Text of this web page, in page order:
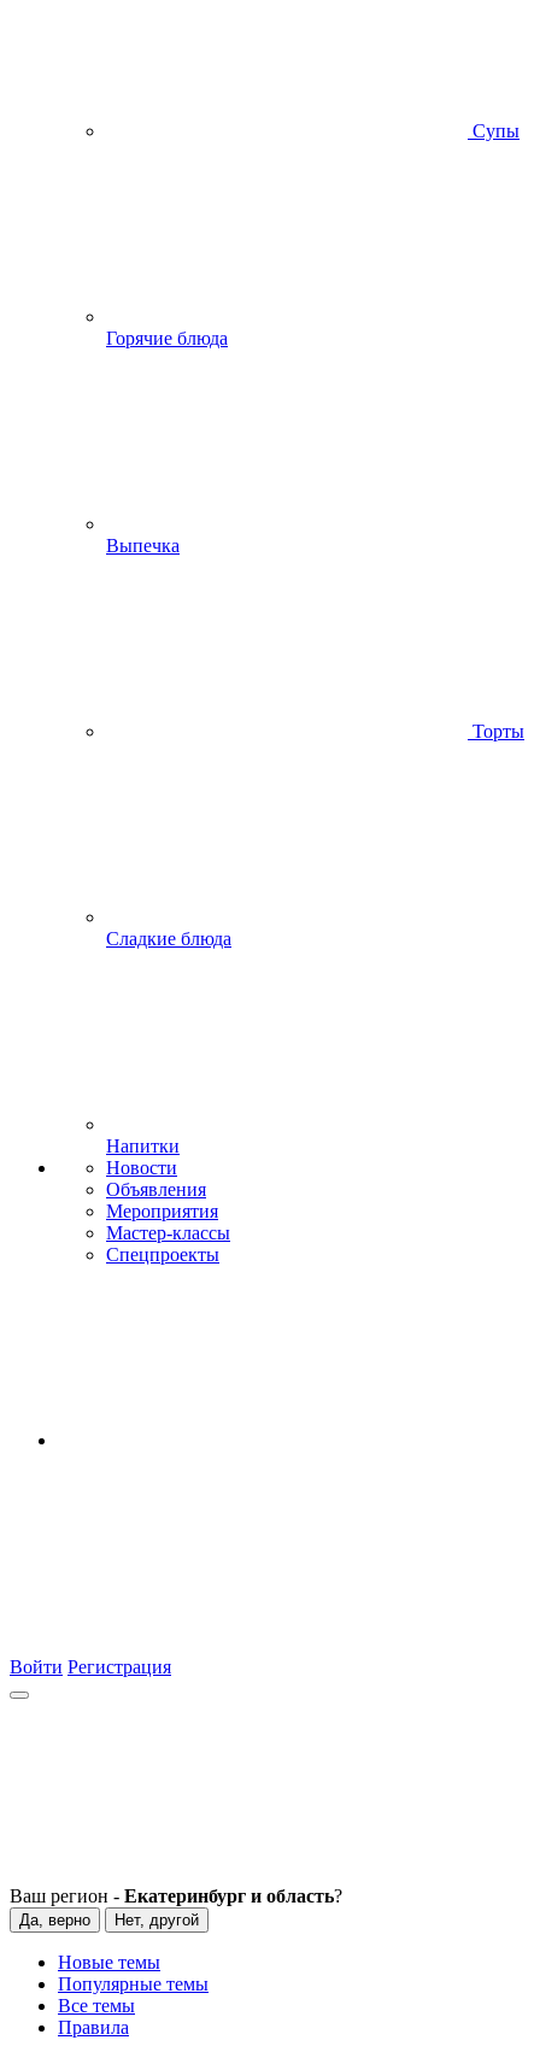
Супы
Горячие блюда
Выпечка
Торты
Сладкие блюда
Напитки
Новости
Объявления
Мероприятия
Мастер-классы
Спецпроекты
Войти Регистрация
Ваш регион - Екатеринбург и область?
Да, верно Нет, другой
Новые темы
Популярные темы
Все темы
Правила